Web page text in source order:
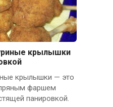
крылышки
крылышки — это
фаршем
панировкой.